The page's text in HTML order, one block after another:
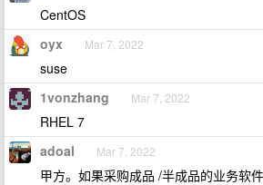
CentOS
oyx Mar 7, 2022
suse
1vonzhang Mar 7, 2022
RHEL 7
adoal Mar 7, 2022
甲方。如果采购成品 /半成品的业务软